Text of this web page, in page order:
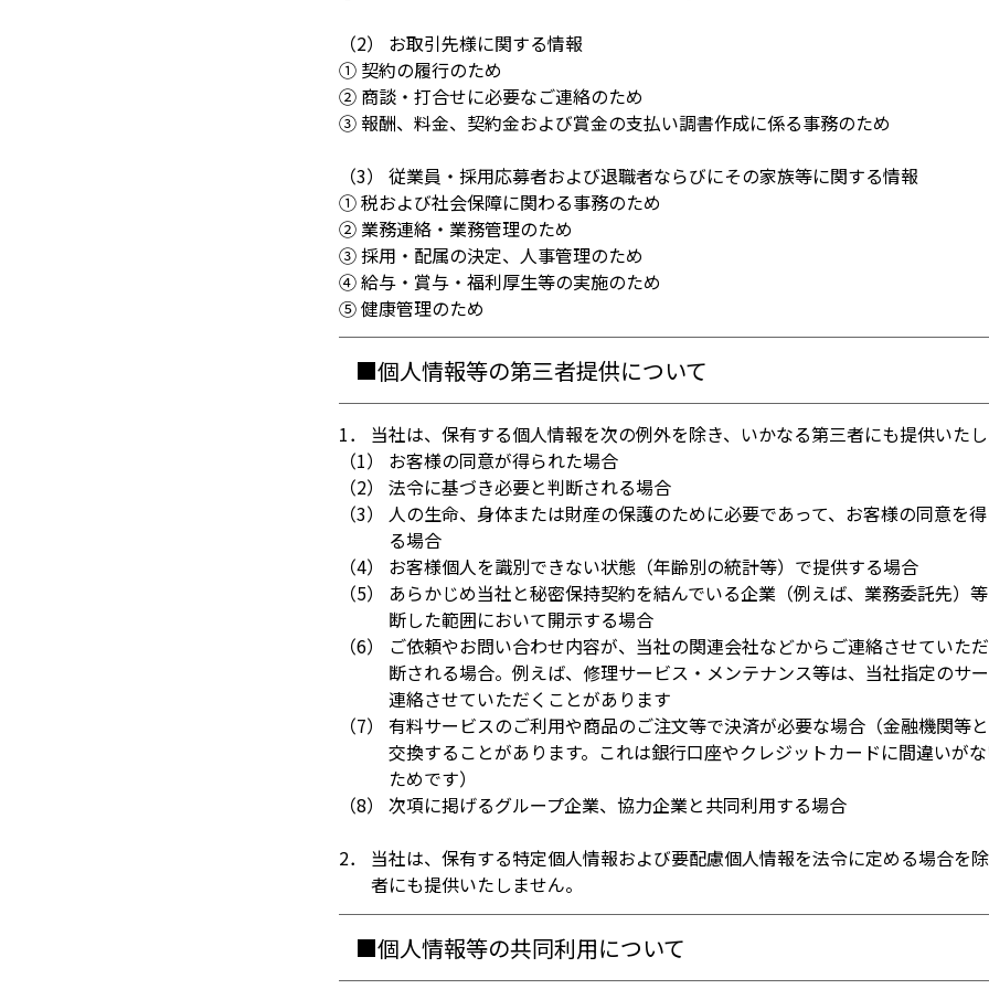
（2） お取引先様に関する情報
① 契約の履行のため
② 商談・打合せに必要なご連絡のため
③ 報酬、料金、契約金および賞金の支払い調書作成に係る事務のため
（3） 従業員・採用応募者および退職者ならびにその家族等に関する情報
① 税および社会保障に関わる事務のため
② 業務連絡・業務管理のため
③ 採用・配属の決定、人事管理のため
④ 給与・賞与・福利厚生等の実施のため
⑤ 健康管理のため
■個人情報等の第三者提供について
1． 当社は、保有する個人情報を次の例外を除き、いかなる第三者にも提供いたし
（1） お客様の同意が得られた場合
（2） 法令に基づき必要と判断される場合
（3） 人の生命、身体または財産の保護のために必要であって、お客様の同意を
る場合
（4） お客様個人を識別できない状態（年齢別の統計等）で提供する場合
（5） あらかじめ当社と秘密保持契約を結んでいる企業（例えば、業務委託先）
断した範囲において開示する場合
（6） ご依頼やお問い合わせ内容が、当社の関連会社などからご連絡させていた
断される場合。例えば、修理サービス・メンテナンス等は、当社指定のサ
連絡させていただくことがあります
（7） 有料サービスのご利用や商品のご注文等で決済が必要な場合（金融機関等
交換することがあります。これは銀行口座やクレジットカードに間違いが
ためです）
（8） 次項に掲げるグループ企業、協力企業と共同利用する場合
2． 当社は、保有する特定個人情報および要配慮個人情報を法令に定める場合を
者にも提供いたしません。
■個人情報等の共同利用について